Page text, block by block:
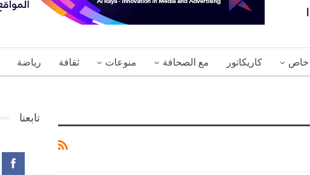
خاص كاريكاتور مع الصحافة منوعات ثقافة رياضة
تابعنا